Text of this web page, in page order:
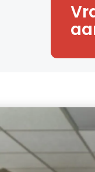
of